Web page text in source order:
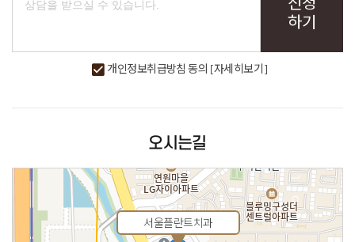
하기
개인정보취급방침 동의 [자세히보기]
오시는길
서울플란트치과